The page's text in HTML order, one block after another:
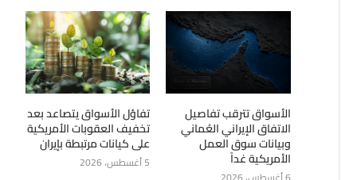
الأسواق تترقب تفاصيل
الاتفاق الإيراني العُماني
وبيانات سوق العمل
الأمريكية غداً
تفاؤل الأسواق يتصاعد بعد
تخفيف العقوبات الأمريكية
على كيانات مرتبطة بإيران
5 أغسطس، 2026